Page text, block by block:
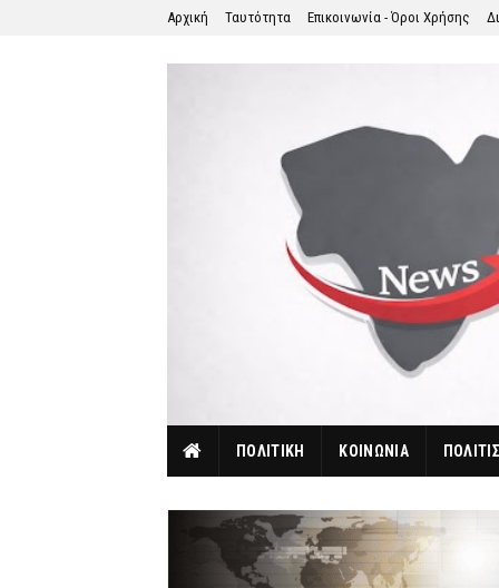
Αρχική Ταυτότητα Επικοινωνία - Όροι Χρήσης
ΠΟΛΙΤΙΚΗ ΚΟΙΝΩΝΙΑ